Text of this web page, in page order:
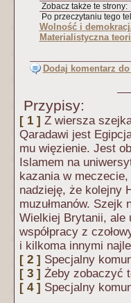
Zobacz także te strony:
Po przeczytaniu tego
Wolność i
Materialistyczna
Dodaj komentarz
Przypisy:
[ 1 ] Z wiersza
Qaradawi jest
mu więzienie. Jest
Islamem na
kazania w
nadzieję, że kolejny
muzułmanów. Szejk
Wielkiej Brytanii, ale
współpracy z
i kilkoma innymi
[ 2 ] Specjalny
[ 3 ] Żeby zobaczyć
[ 4 ] Specjalny